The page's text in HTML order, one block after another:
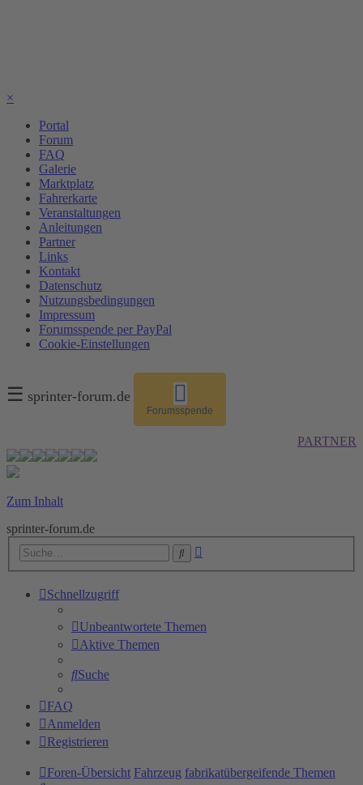
×
Portal
Forum
FAQ
Galerie
Marktplatz
Fahrerkarte
Veranstaltungen
Anleitungen
Partner
Links
Kontakt
Datenschutz
Nutzungsbedingungen
Impressum
Forumsspende per PayPal
Cookie-Einstellungen
☰ sprinter-forum.de
Forumsspende
PARTNER
Zum Inhalt
sprinter-forum.de
Suche
Schnellzugriff
Unbeantwortete Themen
Aktive Themen
Suche
FAQ
Anmelden
Registrieren
Foren-Übersicht Fahrzeug fabrikatübergeifende Themen